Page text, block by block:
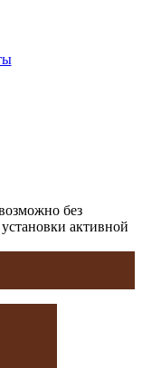
без
активной